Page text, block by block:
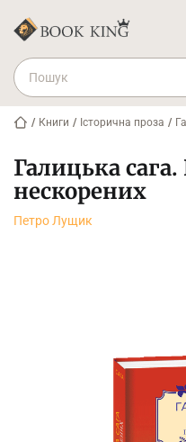
/ Книги / Історична проза /
Галицька
нескорених
Петро Лущик